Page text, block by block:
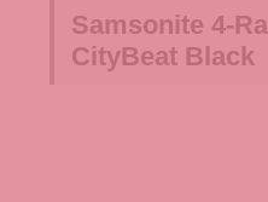
Samsonite 4-
CityBeat Black